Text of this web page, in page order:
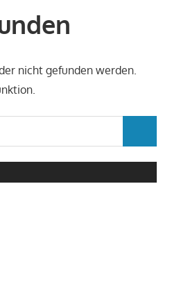
nicht gefunden werden.